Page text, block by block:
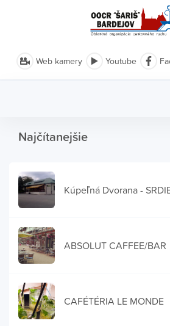
Web kamery Youtube
Najčítanejšie
Kúpeľná Dvorana -
ABSOLUT CAFFEE/BAR
CAFÉTÉRIA LE MONDE